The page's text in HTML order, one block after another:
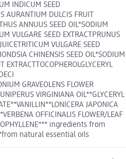
INDICUM SEED
AURANTIUM DULCIS FRUIT
ANNUUS SEED OIL*SODIUM
VULGARE SEED EXTRACTPRUNUS
VULGARE SEED
CHINENSIS SEED OIL*SODIUM
EXTRACTTOCOPHEROLGLYCERYL
GRAVEOLENS FLOWER
VIRGINIANA OIL**GLYCERYL
JAPONICA
OFFICINALIS FLOWER/LEAF
ingredients from
natural essential oils